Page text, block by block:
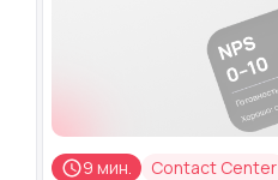
9 мин. Contact Center